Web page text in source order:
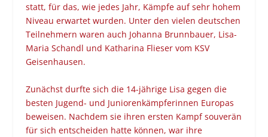
statt, für das, wie jedes Jahr, Kämpfe auf sehr hohem
Niveau erwartet wurden. Unter den vielen deutschen
Teilnehmern waren auch Johanna Brunnbauer, Lisa-
Maria Schandl und Katharina Flieser vom KSV
Geisenhausen.
Zunächst durfte sich die 14-jährige Lisa gegen die
besten Jugend- und Juniorenkämpferinnen Europas
beweisen. Nachdem sie ihren ersten Kampf souverän
für sich entscheiden hatte können, war ihre